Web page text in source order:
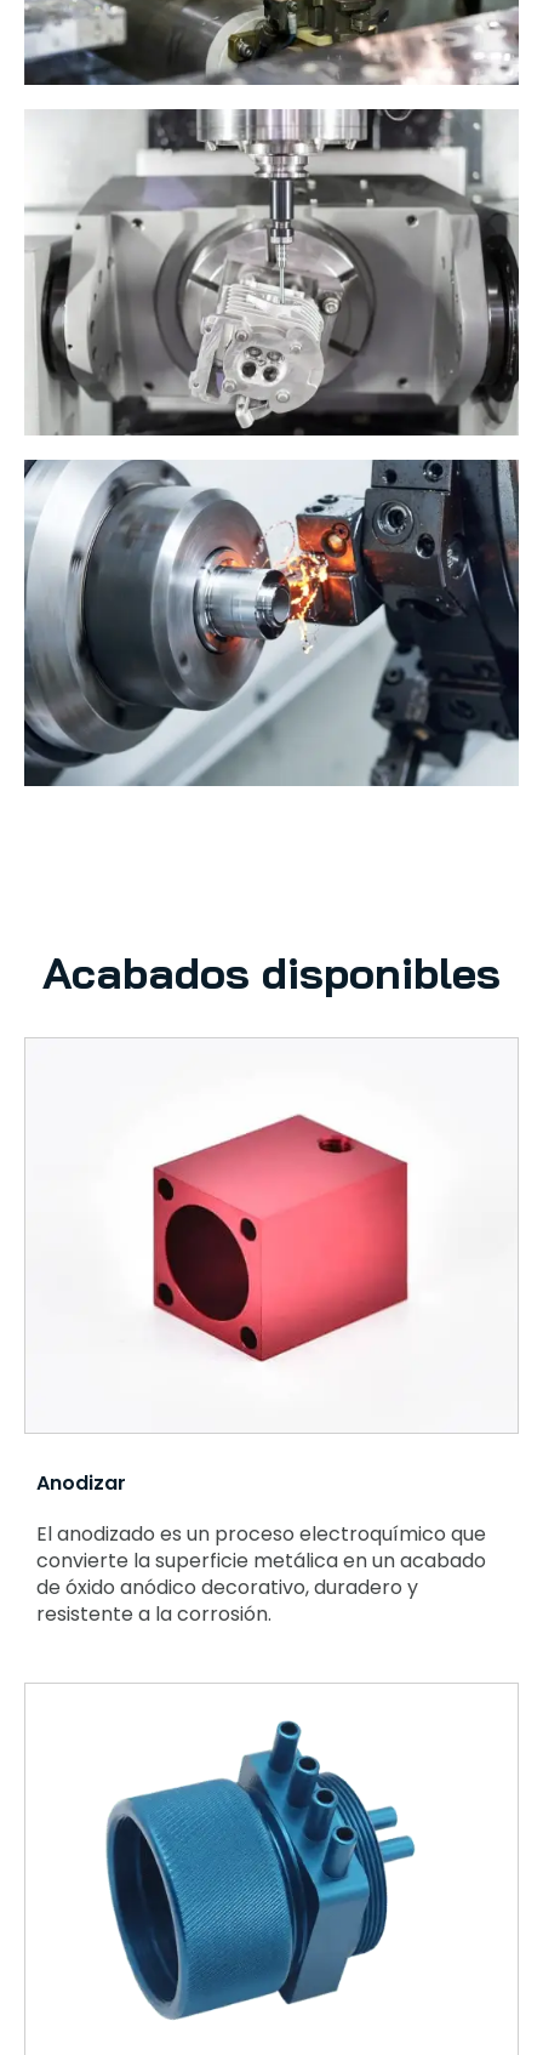
Acabados disponibles
Anodizar
El anodizado es un proceso electroquímico que
convierte la superficie metálica en un acabado
de óxido anódico decorativo, duradero y
resistente a la corrosión.